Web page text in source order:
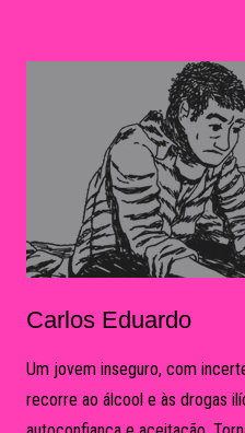
Carlos Eduardo
Um jovem inseguro, com
recorre ao álcool e às drogas